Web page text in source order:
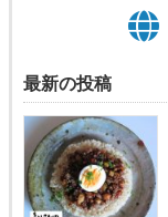
最新の投稿